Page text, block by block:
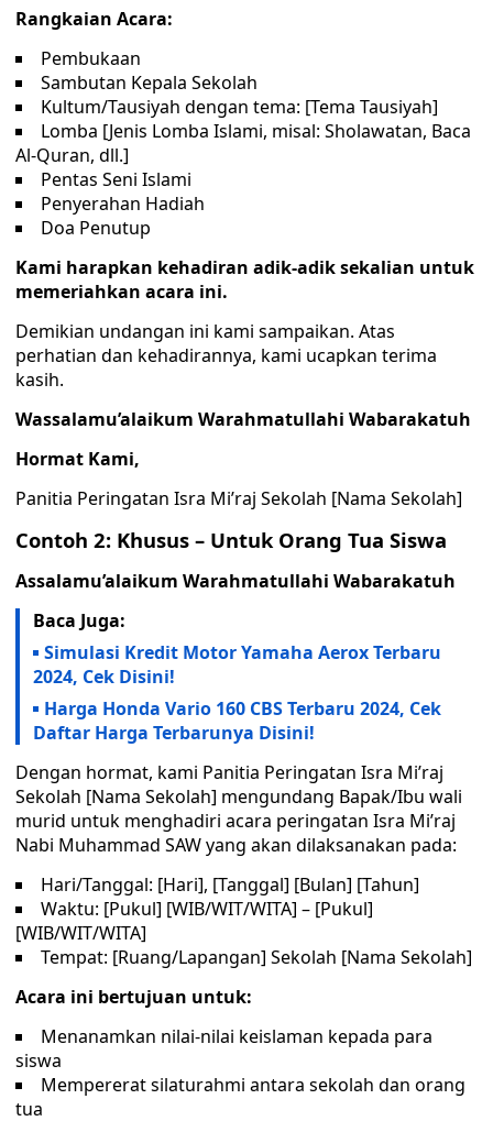
Rangkaian Acara:
Pembukaan
Sambutan Kepala Sekolah
Kultum/Tausiyah dengan tema: [Tema Tausiyah]
Lomba [Jenis Lomba Islami, misal: Sholawatan, Baca
Al-Quran, dll.]
Pentas Seni Islami
Penyerahan Hadiah
Doa Penutup
Kami harapkan kehadiran adik-adik sekalian untuk
memeriahkan acara ini.
Demikian undangan ini kami sampaikan. Atas
perhatian dan kehadirannya, kami ucapkan terima
kasih.
Wassalamu’alaikum Warahmatullahi Wabarakatuh
Hormat Kami,
Panitia Peringatan Isra Mi’raj Sekolah [Nama Sekolah]
Contoh 2: Khusus – Untuk Orang Tua Siswa
Assalamu’alaikum Warahmatullahi Wabarakatuh
Baca Juga:
Simulasi Kredit Motor Yamaha Aerox Terbaru
2024, Cek Disini!
Harga Honda Vario 160 CBS Terbaru 2024, Cek
Daftar Harga Terbarunya Disini!
Dengan hormat, kami Panitia Peringatan Isra Mi’raj
Sekolah [Nama Sekolah] mengundang Bapak/Ibu wali
murid untuk menghadiri acara peringatan Isra Mi’raj
Nabi Muhammad SAW yang akan dilaksanakan pada:
Hari/Tanggal: [Hari], [Tanggal] [Bulan] [Tahun]
Waktu: [Pukul] [WIB/WIT/WITA] – [Pukul]
[WIB/WIT/WITA]
Tempat: [Ruang/Lapangan] Sekolah [Nama Sekolah]
Acara ini bertujuan untuk:
Menanamkan nilai-nilai keislaman kepada para
siswa
Mempererat silaturahmi antara sekolah dan orang
tua